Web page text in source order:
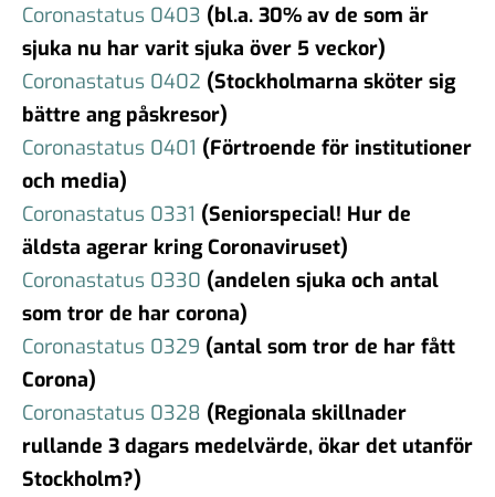
Coronastatus 0403 (bl.a. 30% av de som är
sjuka nu har varit sjuka över 5 veckor)
Coronastatus 0402 (Stockholmarna sköter sig
bättre ang påskresor)
Coronastatus 0401 (Förtroende för institutioner
och media)
Coronastatus 0331 (Seniorspecial! Hur de
äldsta agerar kring Coronaviruset)
Coronastatus 0330 (andelen sjuka och antal
som tror de har corona)
Coronastatus 0329 (antal som tror de har fått
Corona)
Coronastatus 0328 (Regionala skillnader
rullande 3 dagars medelvärde, ökar det utanför
Stockholm?)